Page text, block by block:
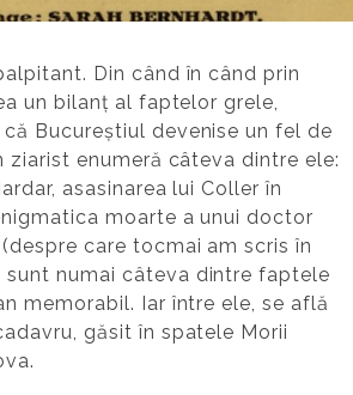
Din când în când prin
un bilanț al faptelor grele,
Bucureștiul devenise un fel de
ziarist enumeră câteva dintre ele:
asasinarea lui Coller în
moarte a unui doctor
care tocmai am scris în
sunt numai câteva dintre faptele
memorabil. Iar între ele, se află
găsit în spatele Morii